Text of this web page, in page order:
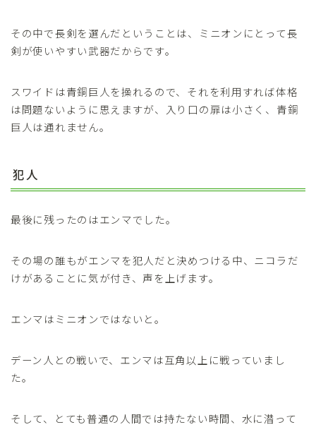
その中で長剣を選んだということは、ミニオンにとって長
剣が使いやすい武器だからです。
スワイドは青銅巨人を操れるので、それを利用すれば体格
は問題ないように思えますが、入り口の扉は小さく、青銅
巨人は通れません。
犯人
最後に残ったのはエンマでした。
その場の誰もがエンマを犯人だと決めつける中、ニコラだ
けがあることに気が付き、声を上げます。
エンマはミニオンではないと。
デーン人との戦いで、エンマは互角以上に戦っていまし
た。
そして、とても普通の人間では持たない時間、水に潜って